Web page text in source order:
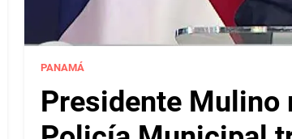
PANAMÁ
Presidente Mulino